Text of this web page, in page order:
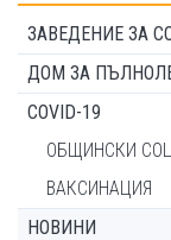
ЗАВЕДЕНИЕ ЗА
ДОМ ЗА
COVID-19
ОБЩИНСКИ
ВАКСИНАЦИЯ
НОВИНИ